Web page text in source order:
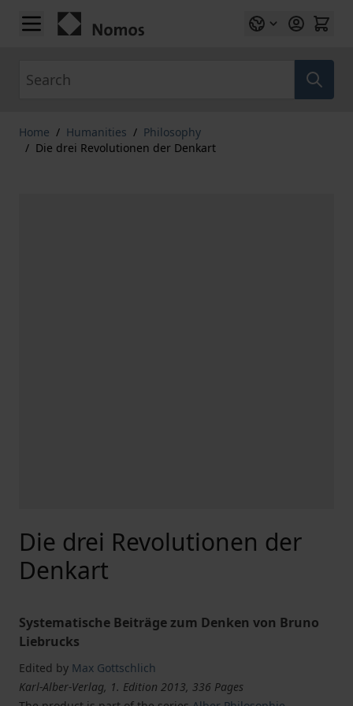
Skip to Content
Home / Humanities / Philosophy
/ Die drei Revolutionen der Denkart
Die drei Revolutionen der
Denkart
Systematische Beiträge zum Denken von Bruno
Liebrucks
Edited by Max Gottschlich
Karl-Alber-Verlag, 1. Edition 2013, 336 Pages